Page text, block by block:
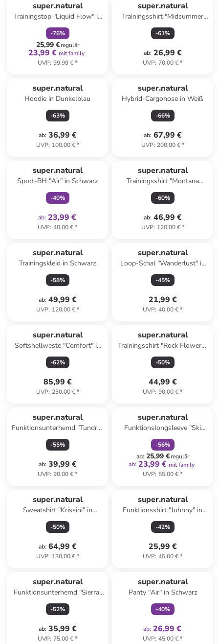
super.natural
Trainingstop "Liquid Flow" in
Creme
-76%
25,99 €regulär
23,99 € mit family
UVP: 99,99 €*
super.natural
Trainingsshirt "Midsummer
Air" in Weiß
-61%
ab: 26,99 €
UVP: 70,00 €*
super.natural
Hoodie in Dunkelblau
-63%
ab: 36,99 €
UVP: 100,00 €*
super.natural
Hybrid-Cargohose in Weiß
-66%
ab: 67,99 €
UVP: 200,00 €*
super.natural
Sport-BH "Air" in Schwarz
-40%
ab: 23,99 €
UVP: 40,00 €*
super.natural
Trainingsshirt "Montana
Brush" in Dunkelblau
-60%
ab: 46,99 €
UVP: 120,00 €*
super.natural
Trainingskleid in Schwarz
-58%
ab: 49,99 €
UVP: 120,00 €*
super.natural
Loop-Schal "Wanderlust" in
Dunkelblau
-45%
21,99 €
UVP: 40,00 €*
super.natural
Softshellweste "Comfort" in
Khaki
-62%
85,99 €
UVP: 230,00 €*
super.natural
Trainingsshirt "Rock Flowers"
in Grün
-50%
44,99 €
UVP: 90,00 €*
super.natural
Funktionsunterhemd "Tundra"
in Schwarz
-55%
ab: 39,99 €
UVP: 90,00 €*
super.natural
Funktionslongsleeve "Ski
Bunny175" in Orange
-56%
ab: 25,99 €regulär
ab: 23,99 € mit family
UVP: 55,00 €*
super.natural
Sweatshirt "Krissini" in
Schwarz
-50%
ab: 64,99 €
UVP: 130,00 €*
super.natural
Funktionsshirt "Johnny" in
Dunkelblau
-42%
25,99 €
UVP: 45,00 €*
super.natural
Funktionsunterhemd "Sierra"
in Dunkelblau
-52%
ab: 35,99 €
UVP: 75,00 €*
super.natural
Panty "Air" in Schwarz
-40%
ab: 26,99 €
UVP: 45,00 €*